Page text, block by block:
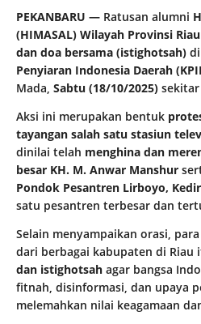
PEKANBARU — Ratusan alumni
(HIMASAL) Wilayah Provinsi Riau
dan doa bersama (istighotsah)
Penyiaran Indonesia Daerah
Mada, Sabtu (18/10/2025) sekitar
Aksi ini merupakan bentuk
tayangan salah satu stasiun
dinilai telah menghina dan
besar KH. M. Anwar Manshur
Pondok Pesantren Lirboyo,
satu pesantren terbesar dan
Selain menyampaikan orasi,
dari berbagai kabupaten di Riau
dan istighotsah agar bangsa
fitnah, disinformasi, dan upaya
melemahkan nilai keagamaan